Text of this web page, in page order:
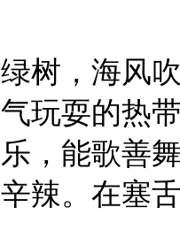
树，海风
玩耍的热
，能歌善
辣。在塞